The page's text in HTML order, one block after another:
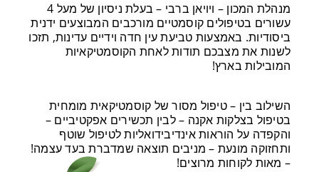
מנהלת המכון – ויויאן ברבי – בעלת ניסיון של מעל 4
עשורים בטיפולים קוסמטיים מורכבים המבוצעים ידנית
ביסודיות. באמצעות טביעת עין חדה וידיים עדינות, תזכו
לשנות את מצבכם תודות לאחת הקוסמטיקאיות
המובילות בארץ!
השילוב בין – טיפול מסור של קוסמטיקאית מומחית
בטיפול בצלקות אקנה – לבין תכשירים אפקטיביים –
והקפדה על הוראות אינדיבידואליות לטיפול שוטף
ותחזוקה מונעת – מניבים תוצאה שמדברת בעד עצמה!
– מאות לקוחות מרוצים!